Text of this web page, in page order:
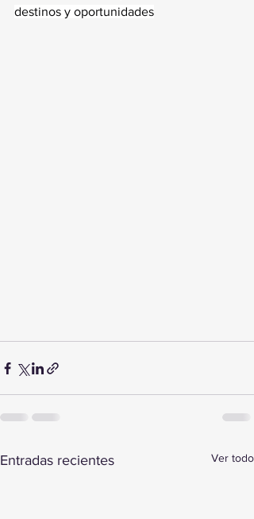
destinos y oportunidades
Entradas recientes Ver todo